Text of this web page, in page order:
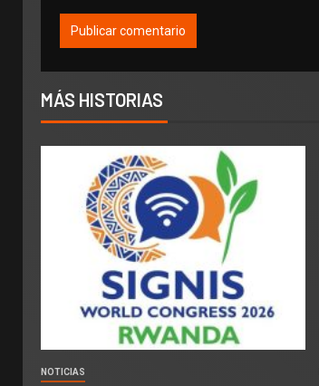
MÁS HISTORIAS
NOTICIAS